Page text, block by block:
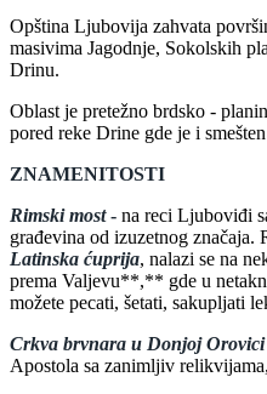
Opština Ljubovija zahvata
masivima Jagodnje, Sokolskih
Drinu.
Oblast je pretežno brdsko -
pored reke Drine gde je i
ZNAMENITOSTI
Rimski most- na reci Ljuboviđi
građevina od izuzetnog
Latinska ćuprija, nalazi se na
prema Valjevu**,** gde u
možete pecati, šetati, sakupljati
Crkva brvnara u Donjoj Orovici
Apostola sa zanimljiv